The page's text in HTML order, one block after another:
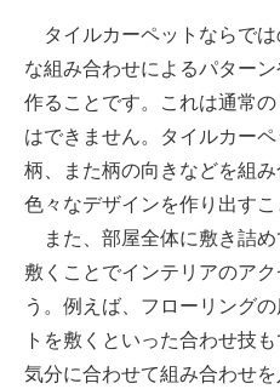
タイルカーペットならで
な組み合わせによるパター
作ることです。これは通常
はできません。タイルカー
柄、また柄の向きなどを組み
色々なデザインを作り出すこ
また、部屋全体に敷き詰
敷くことでインテリアのア
う。例えば、フローリング
トを敷くといった合わせ技
気分に合わせて組み合わせ